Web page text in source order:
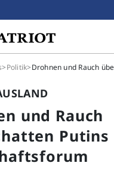
>Politik>
und Rauch
Putins